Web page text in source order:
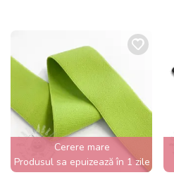
Cerere mare
Produsul sa epuizează în 1 zile